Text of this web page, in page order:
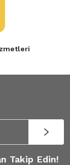
Takip Edin!